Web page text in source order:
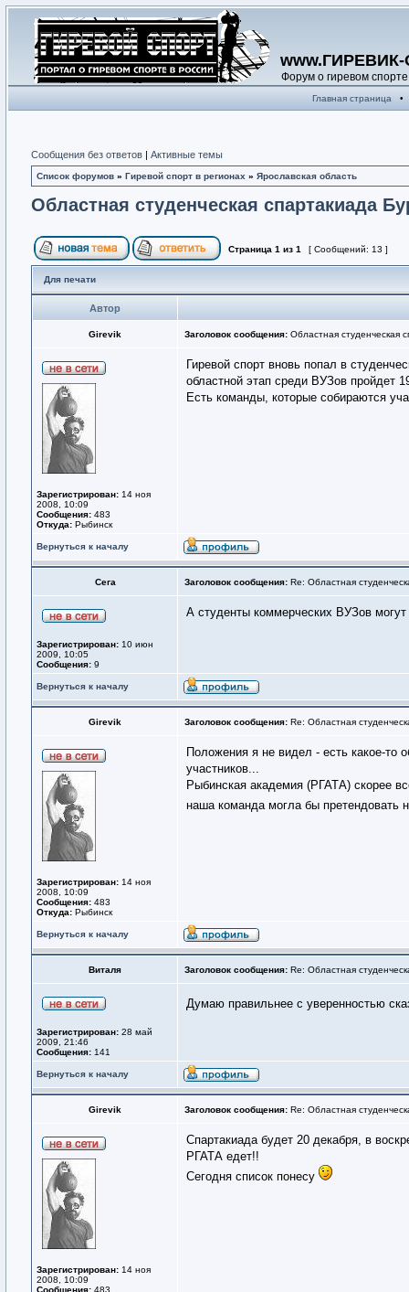
Форум о гиревом спорте
Главная страница •
Сообщения без ответов | Активные темы
Список форумов » Гиревой спорт в регионах » Ярославская область
Областная студенческая спартакиада
Страница 1 из 1 [ Сообщений: 13 ]
Для печати
Автор
Girevik Заголовок сообщения: Областная студенческая
Зарегистрирован: 14 ноя
2008, 10:09
Сообщения: 483
Откуда: Рыбинск
Гиревой спорт вновь попал в
областной этап среди ВУЗов пройдет
Есть команды, которые собираются
Вернуться к началу
Сега Заголовок сообщения: Re: Областная
Зарегистрирован: 10 июн
2009, 10:05
Сообщения: 9
А студенты коммерческих ВУЗов
Вернуться к началу
Girevik Заголовок сообщения: Re: Областная
Зарегистрирован: 14 ноя
2008, 10:09
Сообщения: 483
Откуда: Рыбинск
Положения я не видел - есть какое-то
участников...
Рыбинская академия (РГАТА) скорее
наша команда могла бы претендовать
Вернуться к началу
Виталя Заголовок сообщения: Re: Областная
Зарегистрирован: 28 май
2009, 21:46
Сообщения: 141
Думаю правильнее с уверенностью
Вернуться к началу
Girevik Заголовок сообщения: Re: Областная
Зарегистрирован: 14 ноя
2008, 10:09
Сообщения: 483
Спартакиада будет 20 декабря, в
РГАТА едет!!
Сегодня список понесу